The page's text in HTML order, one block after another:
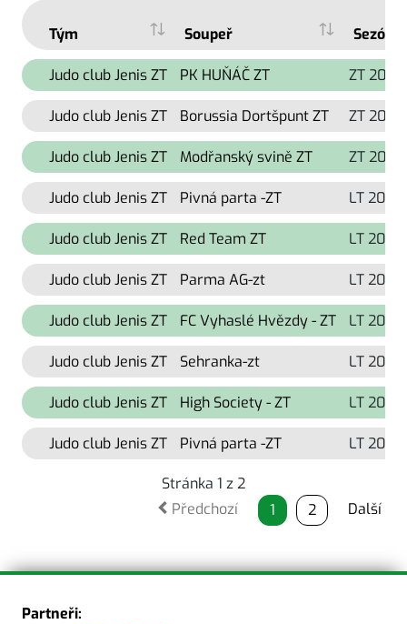
Tým Soupeř Sezóna
Judo club Jenis ZT PK HUŇÁČ ZT ZT 2023
Judo club Jenis ZT Borussia Dortšpunt ZT ZT 2022
Judo club Jenis ZT Modřanský svině ZT ZT 2022
Judo club Jenis ZT Pivná parta -ZT LT 2021
Judo club Jenis ZT Red Team ZT LT 2021
Judo club Jenis ZT Parma AG-zt LT 2021
Judo club Jenis ZT FC Vyhaslé Hvězdy - ZT LT 2021
Judo club Jenis ZT Sehranka-zt LT 2021
Judo club Jenis ZT High Society - ZT LT 2021
Judo club Jenis ZT Pivná parta -ZT LT 2020
Stránka 1 z 2
Předchozí
1 2 Další
Partneři: